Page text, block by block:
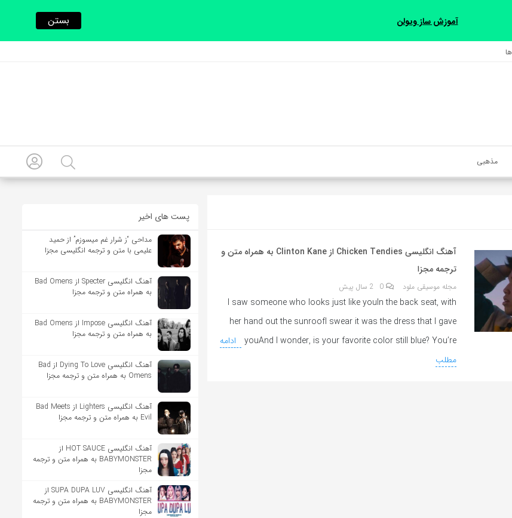
مذهبی
آهنگ انگلیسی Chicken Tendies از Clinton Kane به همراه متن و
ترجمه مجزا
مجله موسیقی ملود 0 2 سال پیش
I saw someone who looks just like youIn the back seat, with
her hand out the sunroofI swear it was the dress that I gave
youAnd I wonder, is your favorite color still blue? You’re
ادامه
مطلب
پست های اخیر
مداحی “ز شرار غم میسوزم” از حمید
علیمی با متن و ترجمه انگلیسی مجزا
آهنگ انگلیسی Specter از Bad Omens
به همراه متن و ترجمه مجزا
آهنگ انگلیسی Impose از Bad Omens
به همراه متن و ترجمه مجزا
آهنگ انگلیسی Dying To Love از Bad
Omens به همراه متن و ترجمه مجزا
آهنگ انگلیسی Lighters از Bad Meets
Evil به همراه متن و ترجمه مجزا
آهنگ انگلیسی HOT SAUCE از
BABYMONSTER به همراه متن و ترجمه
مجزا
آهنگ انگلیسی SUPA DUPA LUV از
BABYMONSTER به همراه متن و ترجمه
مجزا
آموزش ساز ویولن بستن